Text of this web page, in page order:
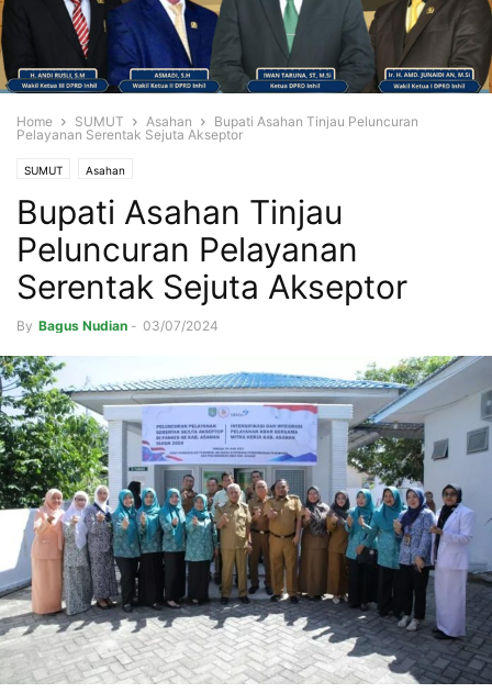
Home SUMUT Asahan
Bupati Asahan Tinjau Peluncuran
Pelayanan Serentak Sejuta Akseptor
SUMUT Asahan
Bupati Asahan Tinjau
Peluncuran Pelayanan
Serentak Sejuta Akseptor
By Bagus Nudian - 03/07/2024